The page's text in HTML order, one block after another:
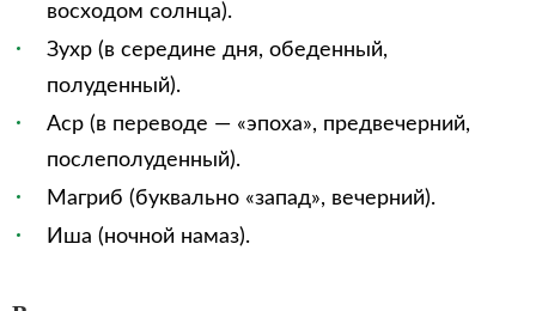
восходом солнца).
Зухр (в середине дня, обеденный,
полуденный).
Аср (в переводе — «эпоха», предвечерний,
послеполуденный).
Магриб (буквально «запад», вечерний).
Иша (ночной намаз).